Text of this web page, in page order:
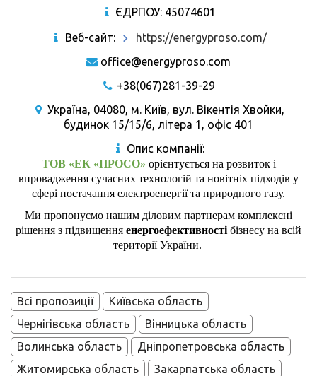
ЄДРПОУ: 45074601
Веб-сайт:
https://energyproso.com/
office@energyproso.com
+38(067)281-39-29
Україна, 04080, м. Київ, вул. Вікентія Хвойки,
будинок 15/15/6, літера 1, офіс 401
Опис компанії:
ТОВ «ЕК «ПРОСО» орієнтується на розвиток і
впровадження сучасних технологій та новітніх підходів у
сфері постачання електроенергії та природного газу.
Ми пропонуємо нашим діловим партнерам комплексні
рішення з підвищення енергоефективності бізнесу на всій
території України.
Всі пропозиції
Київська область
Чернігівська область
Вінницька область
Волинська область
Дніпропетровська область
Житомирська область
Закарпатська область